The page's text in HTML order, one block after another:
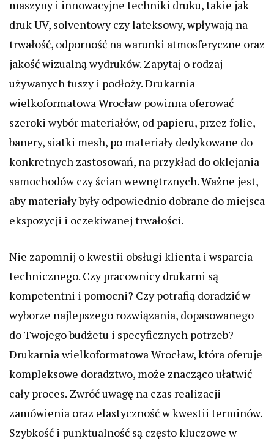
maszyny i innowacyjne techniki druku, takie jak
druk UV, solventowy czy lateksowy, wpływają na
trwałość, odporność na warunki atmosferyczne oraz
jakość wizualną wydruków. Zapytaj o rodzaj
używanych tuszy i podłoży. Drukarnia
wielkoformatowa Wrocław powinna oferować
szeroki wybór materiałów, od papieru, przez folie,
banery, siatki mesh, po materiały dedykowane do
konkretnych zastosowań, na przykład do oklejania
samochodów czy ścian wewnętrznych. Ważne jest,
aby materiały były odpowiednio dobrane do miejsca
ekspozycji i oczekiwanej trwałości.
Nie zapomnij o kwestii obsługi klienta i wsparcia
technicznego. Czy pracownicy drukarni są
kompetentni i pomocni? Czy potrafią doradzić w
wyborze najlepszego rozwiązania, dopasowanego
do Twojego budżetu i specyficznych potrzeb?
Drukarnia wielkoformatowa Wrocław, która oferuje
kompleksowe doradztwo, może znacząco ułatwić
cały proces. Zwróć uwagę na czas realizacji
zamówienia oraz elastyczność w kwestii terminów.
Szybkość i punktualność są często kluczowe w